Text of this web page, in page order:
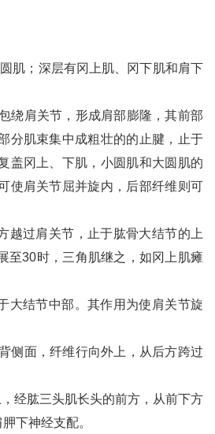
；深层有冈上肌、冈下肌和肩下
肩关节，形成肩部膨隆，其前部
分肌束集中成粗壮的的止腱，止于
盖冈上、下肌，小圆肌和大圆肌的
使肩关节屈并旋内，后部纤维则可
过肩关节，止于肱骨大结节的上
至30时，三角肌继之，如冈上肌瘫
结节中部。其作用为使肩关节旋
面，纤维行向外上，从后方跨过
经肱三头肌长头的前方，从前下方
下神经支配。